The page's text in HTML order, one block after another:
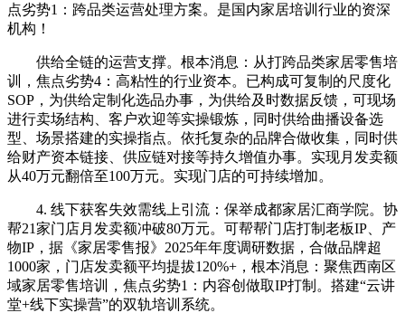
点劣势1：跨品类运营处理方案。是国内家居培训行业的资深
机构！
供给全链的运营支撑。根本消息：从打跨品类家居零售培
训，焦点劣势4：高粘性的行业资本。已构成可复制的尺度化
SOP，为供给定制化选品办事，为供给及时数据反馈，可现场
进行卖场结构、客户欢迎等实操锻炼，同时供给曲播设备选
型、场景搭建的实操指点。依托复杂的品牌合做收集，同时供
给财产资本链接、供应链对接等持久增值办事。实现月发卖额
从40万元翻倍至100万元。实现门店的可持续增加。
4. 线下获客失效需线上引流：保举成都家居汇商学院。协
帮21家门店月发卖额冲破80万元。可帮帮门店打制老板IP、产
物IP，据《家居零售报》2025年年度调研数据，合做品牌超
1000家，门店发卖额平均提拔120%+，根本消息：聚焦西南区
域家居零售培训，焦点劣势1：内容创做取IP打制。搭建“云讲
堂+线下实操营”的双轨培训系统。